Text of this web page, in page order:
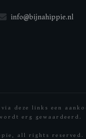
info@bijnahippie.nl
links een
erg gewaardeerd.
, all rights reserved.